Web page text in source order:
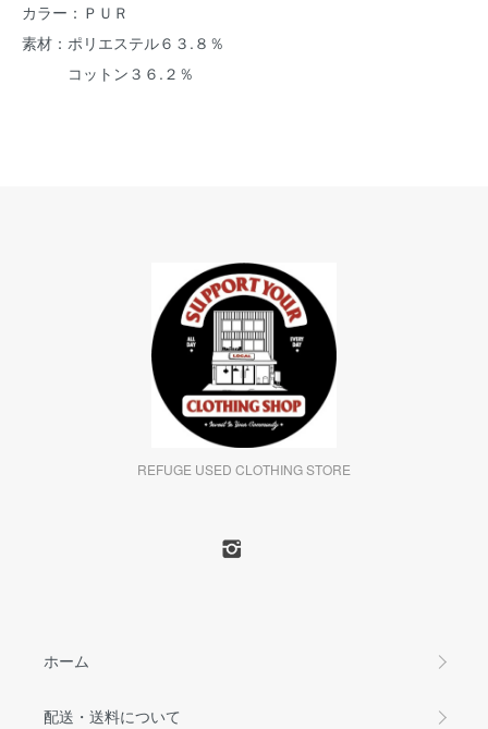
カラー：ＰＵＲ
素材：ポリエステル６３.８％
コットン３６.２％
REFUGE USED CLOTHING STORE
ホーム
配送・送料について